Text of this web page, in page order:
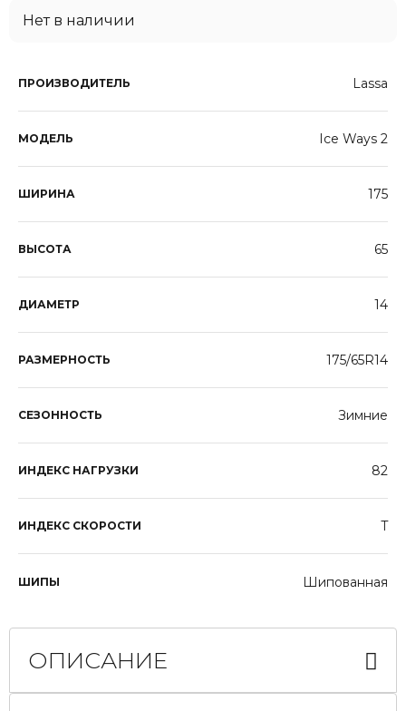
ПРОИЗВОДИТЕЛЬ Lassa
МОДЕЛЬ Ice Ways 2
ШИРИНА 175
ВЫСОТА 65
ДИАМЕТР 14
РАЗМЕРНОСТЬ 175/65R14
СЕЗОННОСТЬ Зимние
ИНДЕКС НАГРУЗКИ 82
ИНДЕКС СКОРОСТИ T
ШИПЫ Шипованная
Нет в наличии
ОПИСАНИЕ